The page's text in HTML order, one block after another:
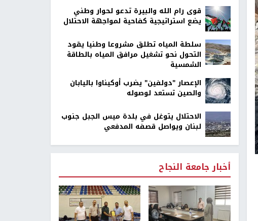
قوى رام الله والبيرة تدعو لحوار وطني
يضع استراتيجية كفاحية لمواجهة الاحتلال
سلطة المياه تطلق مشروعا وطنيا يقود
التحول نحو تشغيل مرافق المياه بالطاقة
الشمسية
الإعصار "دولفين" يضرب أوكيناوا باليابان
والصين تستعد لوصوله
الاحتلال يتوغل في بلدة ميس الجبل جنوب
لبنان ويواصل قصفه المدفعي
أخبار جامعة النجاح